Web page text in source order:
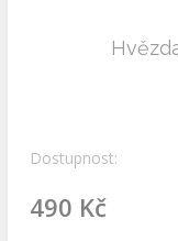
Dostupnost:
490 Kč